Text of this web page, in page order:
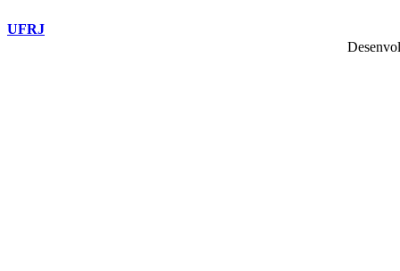
UFRJ